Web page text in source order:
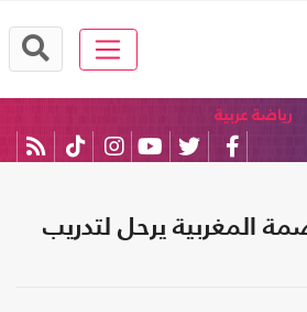
رياضة عربية
المغربية يرحل لتدريب